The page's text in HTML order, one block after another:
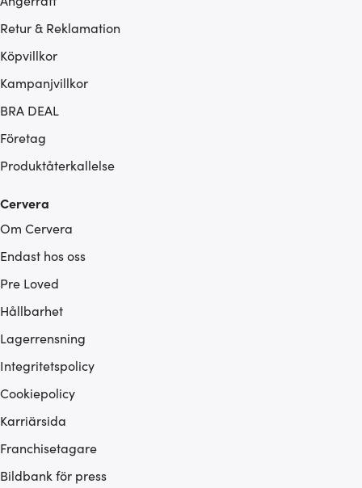
Retur & Reklamation
Köpvillkor
Kampanjvillkor
BRA DEAL
Företag
Produktåterkallelse
Cervera
Om Cervera
Endast hos oss
Pre Loved
Hållbarhet
Lagerrensning
Integritetspolicy
Cookiepolicy
Karriärsida
Franchisetagare
Bildbank för press